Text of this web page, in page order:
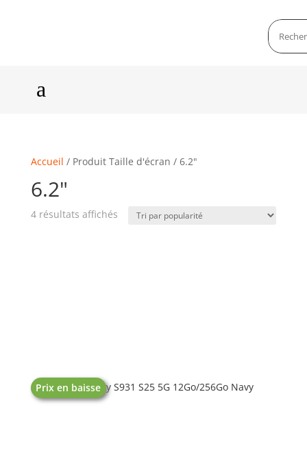
a
Accueil / Produit Taille d'écran / 6.2"
6.2"
4 résultats affichés
Prix en baisse
SAMSUNG Galaxy S931 S25 5G 12Go/256Go Navy